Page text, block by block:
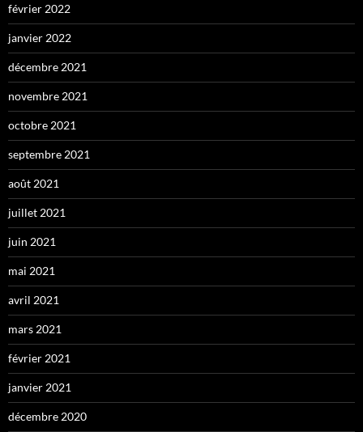
février 2022
janvier 2022
décembre 2021
novembre 2021
octobre 2021
septembre 2021
août 2021
juillet 2021
juin 2021
mai 2021
avril 2021
mars 2021
février 2021
janvier 2021
décembre 2020